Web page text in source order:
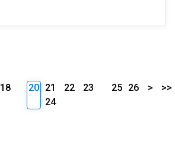
18
20 21 22
23
24
25 26 > >>